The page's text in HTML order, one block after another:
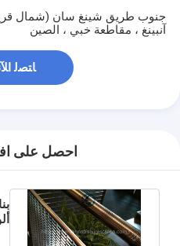
جنوب طريق شينغ سان (شمال
آنبينغ ، مقاطعة خبي ، الصين
ﺎﺘﺼﻟ
احصل على